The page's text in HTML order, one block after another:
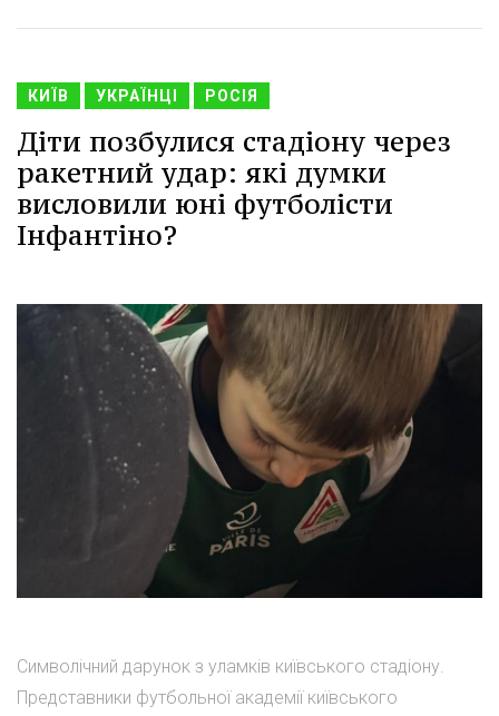
КИЇВ УКРАЇНЦІ РОСІЯ
Діти позбулися стадіону через
ракетний удар: які думки
висловили юні футболісти
Інфантіно?
Символічний дарунок з уламків київського стадіону.
Представники футбольної академії київського